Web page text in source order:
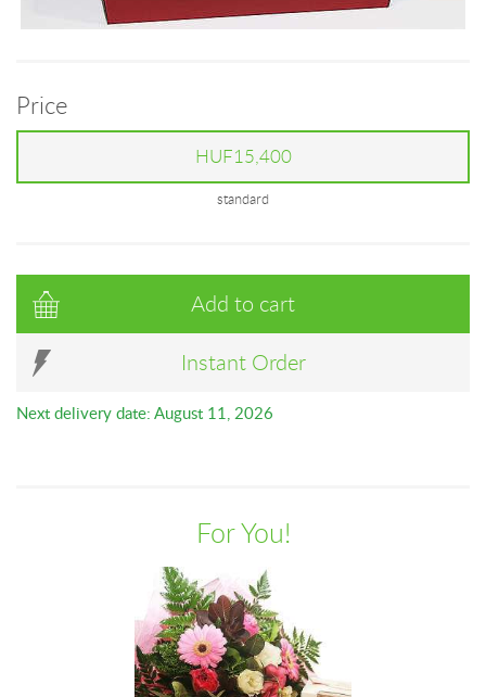
Price
HUF15,400
standard
Add to cart
Instant Order
Next delivery date: August 11, 2026
For You!